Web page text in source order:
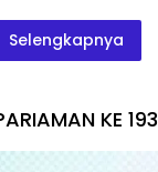
Selengkapnya
KE 193